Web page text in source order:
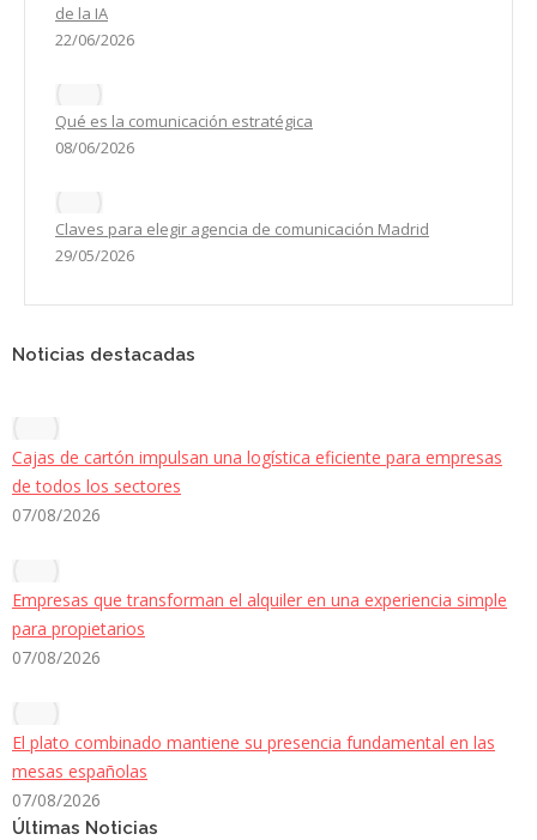
de la IA
22/06/2026
Qué es la comunicación estratégica
08/06/2026
Claves para elegir agencia de comunicación Madrid
29/05/2026
Noticias destacadas
Cajas de cartón impulsan una logística eficiente para empresas
de todos los sectores
07/08/2026
Empresas que transforman el alquiler en una experiencia simple
para propietarios
07/08/2026
El plato combinado mantiene su presencia fundamental en las
mesas españolas
07/08/2026
Últimas Noticias